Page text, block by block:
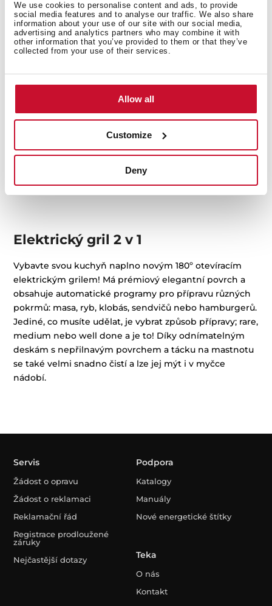
We use cookies to personalise content and ads, to provide
social media features and to analyse our traffic. We also share
information about your use of our site with our social media,
advertising and analytics partners who may combine it with
other information that you’ve provided to them or that they’ve
collected from your use of their services.
Allow all
Customize
Deny
Steambox sada pro vaření v páře
Elektrický gril 2 v 1
Vybavte svou kuchyň naplno novým 180º otevíracím
elektrickým grilem! Má prémiový elegantní povrch a
obsahuje automatické programy pro přípravu různých
pokrmů: masa, ryb, klobás, sendvičů nebo hamburgerů.
Jediné, co musíte udělat, je vybrat způsob přípravy; rare,
medium nebo well done a je to! Díky odnímatelným
deskám s nepřilnavým povrchem a tácku na mastnotu
se také velmi snadno čistí a lze jej mýt i v myčce
nádobí.
Servis
Žádost o opravu
Žádost o reklamaci
Reklamační řád
Registrace prodloužené
záruky
Nejčastější dotazy
Podpora
Katalogy
Manuály
Nové energetické štítky
Teka
O nás
Kontakt